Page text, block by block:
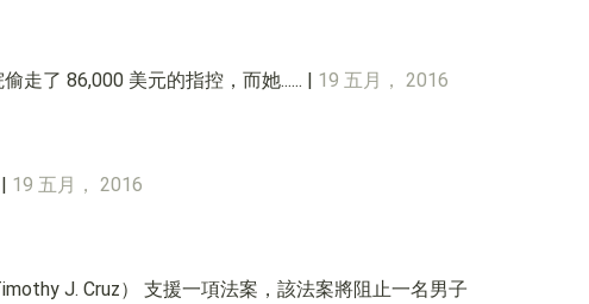
走了 86,000 美元的指控，而她...... | 19 五月， 2016
19 五月， 2016
J. Cruz） 支援一項法案，該法案將阻止一名男子